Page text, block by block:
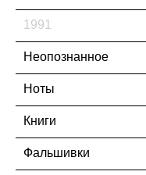
1991
Неопознанное
Ноты
Книги
Фальшивки